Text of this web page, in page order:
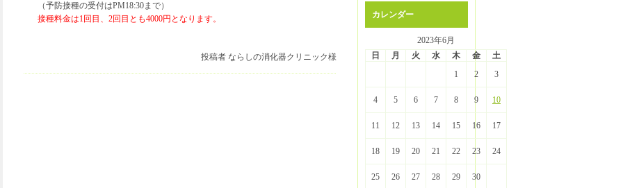
（予防接種の受付はPM18:30まで）
接種料金は1回目、2回目とも4000円となります。
投稿者 ならしの消化器クリニック様
カレンダー
2023年6月
日
月 火 水 木 金
土
1
2 3
4 5 6 7 8 9 10
11 12 13 14 15 16 17
18 19 20 21 22 23 24
25 26 27 28 29 30